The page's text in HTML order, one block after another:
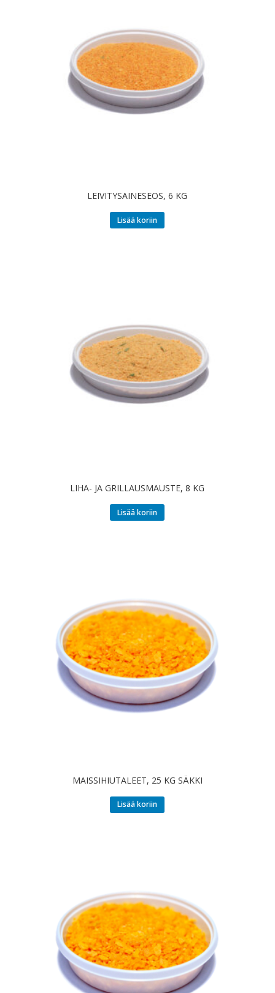
LEIVITYSAINESEOS, 6 KG
Lisää koriin
LIHA- JA GRILLAUSMAUSTE, 8 KG
Lisää koriin
MAISSIHIUTALEET, 25 KG SÄKKI
Lisää koriin